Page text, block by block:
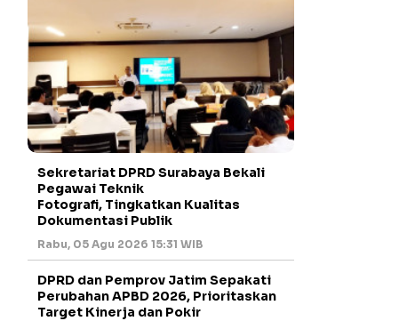
Sekretariat DPRD Surabaya Bekali
Pegawai Teknik
Fotografi, Tingkatkan Kualitas
Dokumentasi Publik
Rabu, 05 Agu 2026 15:31 WIB
DPRD dan Pemprov Jatim Sepakati
Perubahan APBD 2026, Prioritaskan
Target Kinerja dan Pokir